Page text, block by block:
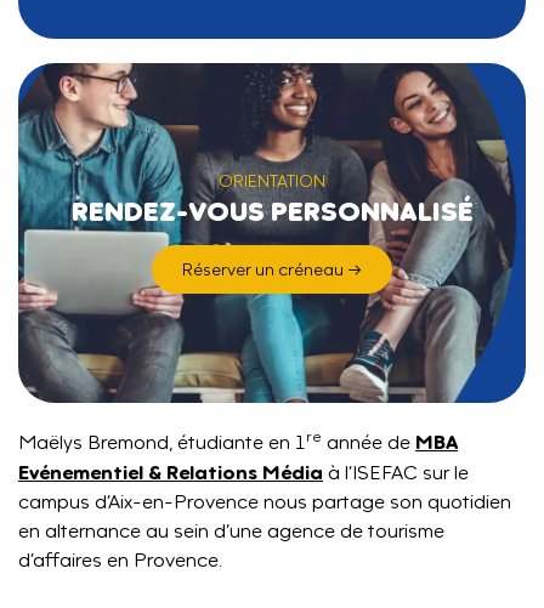
Maëlys Bremond, étudiante en 1re année de MBA
Evénementiel & Relations Média à l’ISEFAC sur le
campus d’Aix-en-Provence nous partage son quotidien
en alternance au sein d’une agence de tourisme
d’affaires en Provence.
ORIENTATION
RENDEZ-VOUS PERSONNALISÉ
Réserver un créneau →